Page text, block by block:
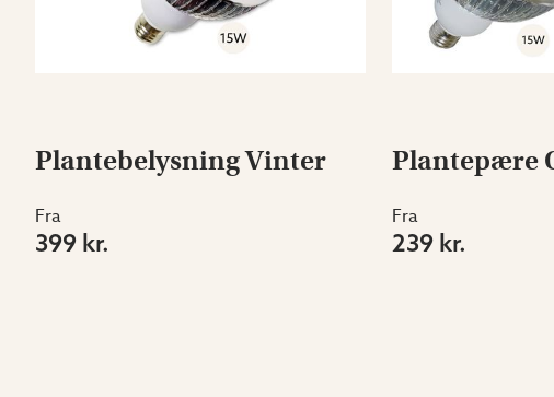
Plantebelysning Vinter
Fra
399 kr.
Plantepære
Fra
239 kr.